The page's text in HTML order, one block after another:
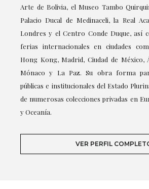
Arte de Bolivia, el Museo Tambo
Palacio Ducal de Medinaceli, la Real
Londres y el Centro Conde Duque, así
ferias internacionales en ciudades
Hong Kong, Madrid, Ciudad de México,
Mónaco y La Paz. Su obra forma
públicas e institucionales del Estado
de numerosas colecciones privadas en
y Oceanía.
VER PERFIL